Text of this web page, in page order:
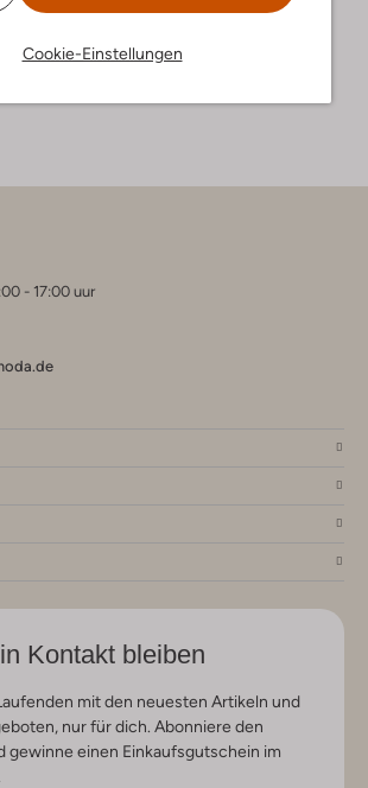
Cookie-Einstellungen
- 17:00 uur
Kontakt bleiben
mit den neuesten Artikeln und
nur für dich. Abonniere den
gewinne einen Einkaufsgutschein im